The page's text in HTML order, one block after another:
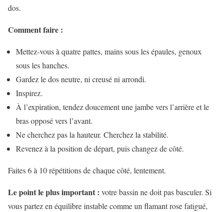
dos.
Comment faire :
Mettez-vous à quatre pattes, mains sous les épaules, genoux
sous les hanches.
Gardez le dos neutre, ni creusé ni arrondi.
Inspirez.
À l’expiration, tendez doucement une jambe vers l’arrière et le
bras opposé vers l’avant.
Ne cherchez pas la hauteur. Cherchez la stabilité.
Revenez à la position de départ, puis changez de côté.
Faites 6 à 10 répétitions de chaque côté, lentement.
Le point le plus important : votre bassin ne doit pas basculer. Si
vous partez en équilibre instable comme un flamant rose fatigué,